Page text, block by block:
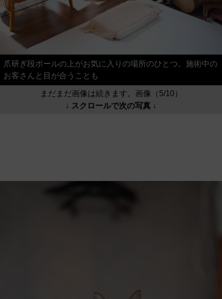
爪研ぎ段ボールの上がお気に入りの場所のひとつ。施術中の
お客さんと目が合うことも
まだまだ画像は続きます。画像（5/10）
↓ スクロールで次の写真 ↓